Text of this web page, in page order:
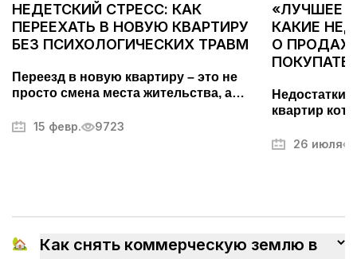
НЕДЕТСКИЙ СТРЕСС: КАК
ПЕРЕЕХАТЬ В НОВУЮ КВАРТИРУ
БЕЗ ПСИХОЛОГИЧЕСКИХ ТРАВМ
Переезд в новую квартиру – это не
просто смена места жительства, а
подготовки. Он может вызывать стресс
организовать переезд, избежать
ненужных волнений и быстрее
привыкнуть к новому дому.
15 февр. 9723
«ЛУЧШЕЕ
КАКИЕ
О
Недостатки
квартир
26 июля
🏡
Как снять коммерческую землю в